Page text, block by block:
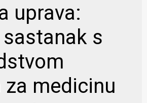
uprava:
s
za medicinu